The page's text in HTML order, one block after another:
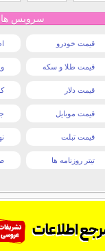
سرویس ها
قیمت خودرو
قیمت طلا و سکه
قیمت دلار
قیمت موبایل
قیمت تبلت
تیتر روزنامه ها